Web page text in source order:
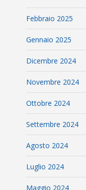
Febbraio 2025
Gennaio 2025
Dicembre 2024
Novembre 2024
Ottobre 2024
Settembre 2024
Agosto 2024
Luglio 2024
Maggio 2024